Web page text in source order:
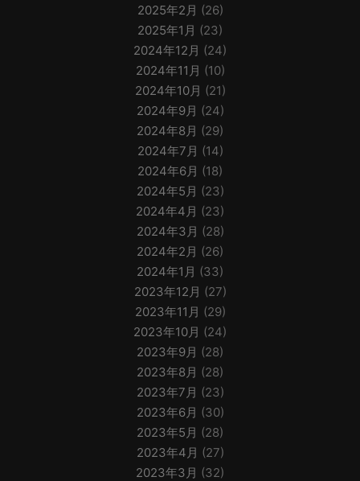
2025年2月 (26)
2025年1月 (23)
2024年12月 (24)
2024年11月 (10)
2024年10月 (21)
2024年9月 (24)
2024年8月 (29)
2024年7月 (14)
2024年6月 (18)
2024年5月 (23)
2024年4月 (23)
2024年3月 (28)
2024年2月 (26)
2024年1月 (33)
2023年12月 (27)
2023年11月 (29)
2023年10月 (24)
2023年9月 (28)
2023年8月 (28)
2023年7月 (23)
2023年6月 (30)
2023年5月 (28)
2023年4月 (27)
2023年3月 (32)